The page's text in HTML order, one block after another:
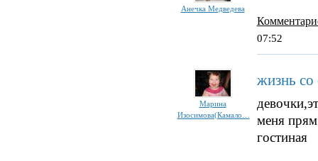
Анечка Медведева
07:52
Марина
Изосимова(Камало…
жизнь со
меня прям
гостиная